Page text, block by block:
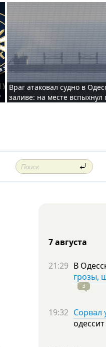
Враг атаковал судно в
заливе: на месте вспыхнул
7 августа
21:29 В
грозы,
3
19:32 Сорвал